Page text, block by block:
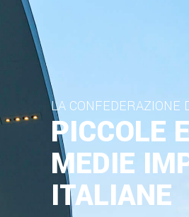
PICCOLE E
MEDIE
ITALIANE
LA CONFEDERAZIONE